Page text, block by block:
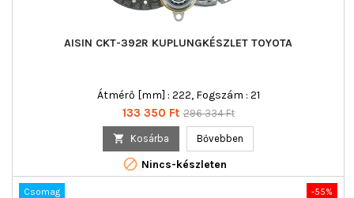
AISIN CKT-392R KUPLUNGKÉSZLET TOYOTA
Átmérő [mm] : 222, Fogszám : 21
Ár
133 350 Ft Normál
296 334 Ft
 Kosárba Bővebben
 Nincs-készleten
-55%
Csomag